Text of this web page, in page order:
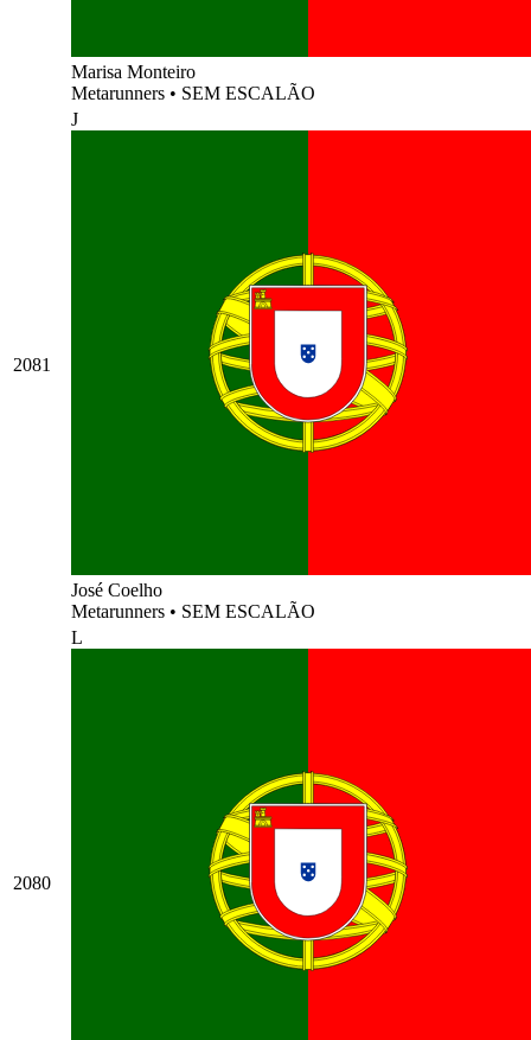
Marisa Monteiro
Metarunners • SEM ESCALÃO
2081
J
José Coelho
Metarunners • SEM ESCALÃO
2080
L